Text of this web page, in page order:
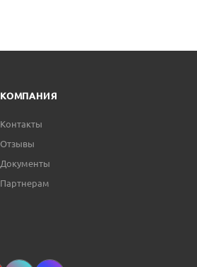
КОМПАНИЯ
Контакты
Отзывы
Документы
Партнерам